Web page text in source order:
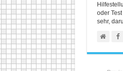
oder
sehr,